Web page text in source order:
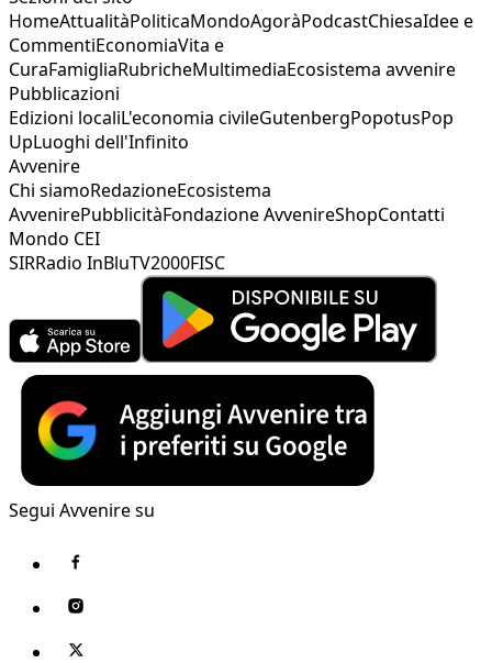
HomeAttualitàPoliticaMondoAgoràPodcastChiesaIdee e
CommentiEconomiaVita e
CuraFamigliaRubricheMultimediaEcosistema avvenire
Pubblicazioni
Edizioni localiL'economia civileGutenbergPopotusPop
UpLuoghi dell'Infinito
Avvenire
Chi siamoRedazioneEcosistema
AvvenirePubblicitàFondazione AvvenireShopContatti
Mondo CEI
SIRRadio InBluTV2000FISC
Segui Avvenire su